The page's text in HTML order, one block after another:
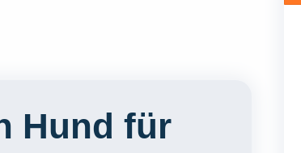
Hund für